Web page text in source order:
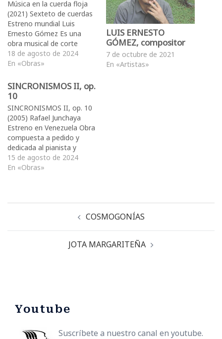
Música en la cuerda floja
(2021) Sexteto de cuerdas
Estreno mundial Luis
Ernesto Gómez Es una
obra musical de corte
postmoderno con un
espíritu musical
que interconecta tres
órdenes temporales. Uno
tempo moderado y otro
tempo lento y cadencial.
En toda la obra,…
18 de agosto de 2024
En «Obras»
LUIS ERNESTO
GÓMEZ, compositor
7 de octubre de 2021
En «Artistas»
SINCRONISMOS II, op.
10
SINCRONISMOS II, op. 10
(2005) Rafael Junchaya
Estreno en Venezuela Obra
compuesta a pedido y
dedicada al pianista y
compositor austriaco
Robert Pobitschka. La
exploración iniciada sobre
15 de agosto de 2024
En «Obras»
COSMOGONÍAS
JOTA MARGARITEÑA
Youtube
Suscríbete a nuestro canal en youtube.